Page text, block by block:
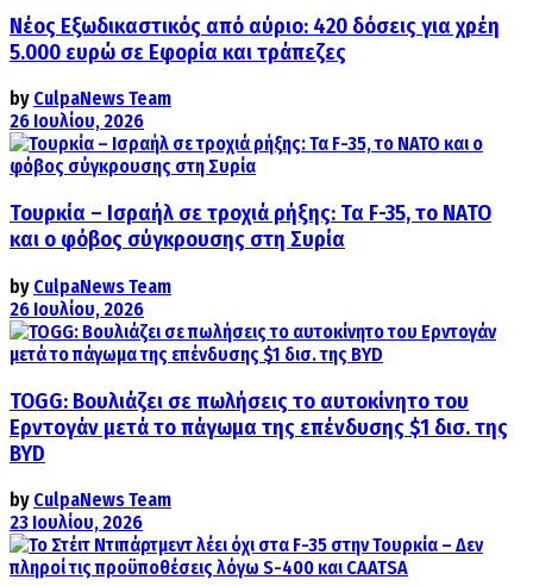
Νέος Εξωδικαστικός από αύριο: 420 δόσεις για χρέη
5.000 ευρώ σε Εφορία και τράπεζες
by CulpaNews Team
26 Ιουλίου, 2026
Τουρκία – Ισραήλ σε τροχιά ρήξης: Τα F-35, το ΝΑΤΟ
και ο φόβος σύγκρουσης στη Συρία
by CulpaNews Team
26 Ιουλίου, 2026
TOGG: Βουλιάζει σε πωλήσεις το αυτοκίνητο του
Ερντογάν μετά το πάγωμα της επένδυσης $1 δισ. της
BYD
by CulpaNews Team
23 Ιουλίου, 2026